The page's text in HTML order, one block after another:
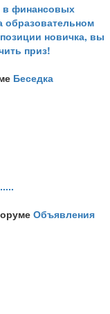
в финансовых
образовательном
новичка, вы
приз!
Беседка
Объявления